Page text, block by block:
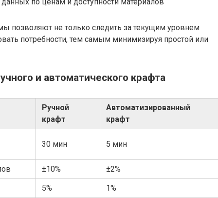
данных по ценам и доступности материалов
позволяют не только следить за текущим уровнем
потребности, тем самым минимизируя простой или
и автоматического крафта
Ручной
крафт
Автоматизированный
крафт
30 мин 5 мин
±10% ±2%
5% 1%